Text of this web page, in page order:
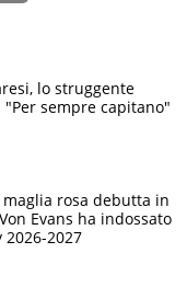
lo struggente
sempre capitano"
maglia rosa debutta in
Evans ha indossato
2026-2027